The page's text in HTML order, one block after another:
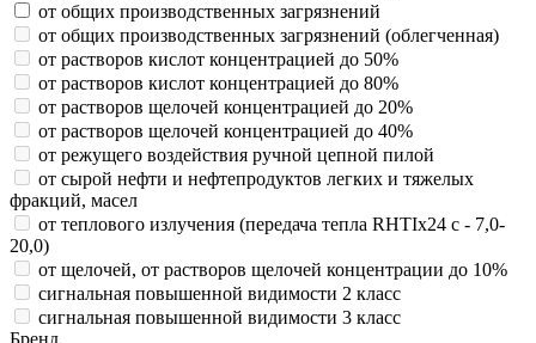
от общих производственных загрязнений
от общих производственных загрязнений (облегченная)
от растворов кислот концентрацией до 50%
от растворов кислот концентрацией до 80%
от растворов щелочей концентрацией до 20%
от растворов щелочей концентрацией до 40%
от режущего воздействия ручной цепной пилой
от сырой нефти и нефтепродуктов легких и тяжелых
фракций, масел
от теплового излучения (передача тепла RHTIx24 с - 7,0-
20,0)
от щелочей, от растворов щелочей концентрации до 10%
сигнальная повышенной видимости 2 класс
сигнальная повышенной видимости 3 класс
Бренд